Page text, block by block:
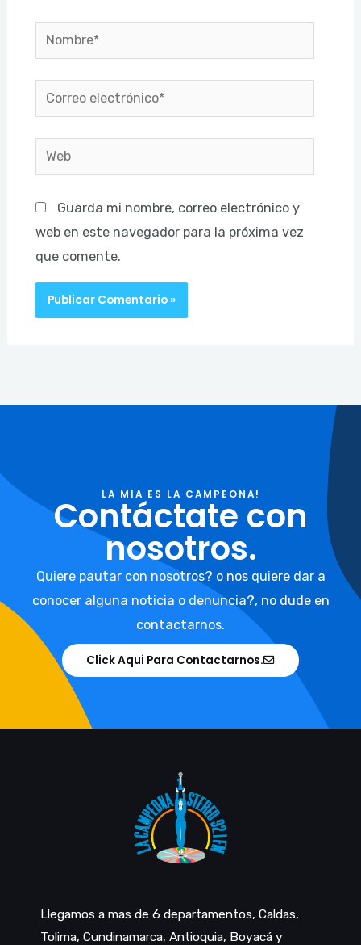
Nombre*
Correo
electrónico*
Web
Guarda mi nombre, correo electrónico y
web en este navegador para la próxima vez
que comente.
LA MIA ES LA CAMPEONA!
Contáctate con
nosotros.
Quiere pautar con nosotros? o nos quiere dar a
conocer alguna noticia o denuncia?, no dude en
contactarnos.
Click Aqui Para Contactarnos.
Llegamos a mas de 6 departamentos, Caldas,
Tolima, Cundinamarca, Antioquia, Boyacá y